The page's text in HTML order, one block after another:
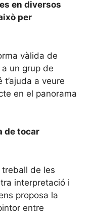
en diversos
per
vàlida de
un grup de
a veure
en el panorama
de tocar
de les
interpretació i
proposa la
entre